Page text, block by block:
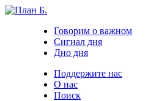
Говорим о важном
Сигнал дня
Дно дня
Поддержите нас
О нас
Поиск